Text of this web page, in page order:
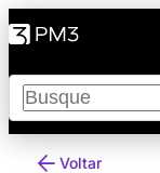
Pesquisar
Voltar